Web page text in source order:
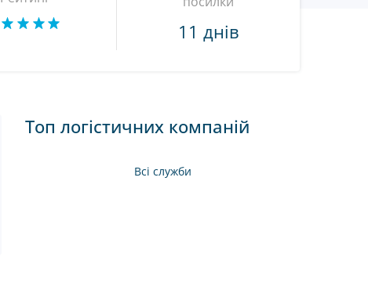
11 днів
Топ логістичних компаній
Всі служби